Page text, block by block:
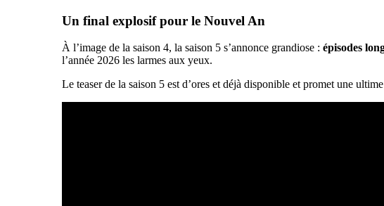
Un final explosif pour le Nouvel An
À l’image de la saison 4, la saison 5 s’annonce grandiose : épisodes
l’année 2026 les larmes aux yeux.
Le teaser de la saison 5 est d’ores et déjà disponible et promet une